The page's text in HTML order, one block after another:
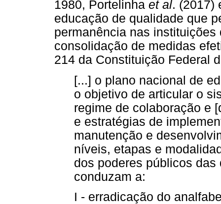
1980, Portelinha et al. (2017)
educação de qualidade que
permanência nas
consolidação de medidas
214 da Constituição Federal
[...] o plano nacional de
o objetivo de articular o
regime de colaboração e
e estratégias de
manutenção e
níveis, etapas e
dos poderes públicos
conduzam a:
I - erradicação do